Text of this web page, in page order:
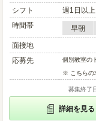
シフト
週1日以
時間帯
早朝
面接地
応募先
個別教室の
※ こちらの
募集終了
詳細を見る